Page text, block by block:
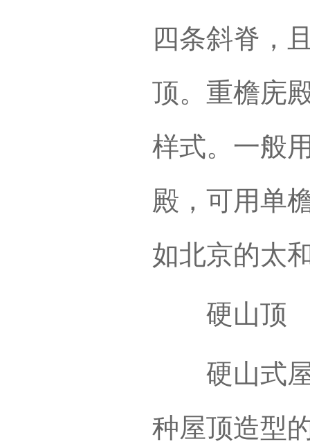
四条斜脊，
顶。重檐庑
样式。一般
殿，可用单
如北京的太
硬山顶
硬山式屋
种屋顶造型